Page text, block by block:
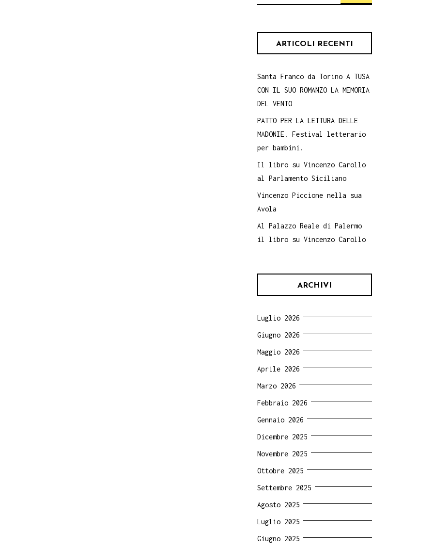
ARTICOLI RECENTI
Santa Franco da Torino A TUSA
CON IL SUO ROMANZO LA MEMORIA
DEL VENTO
PATTO PER LA LETTURA DELLE
MADONIE. Festival letterario
per bambini.
Il libro su Vincenzo Carollo
al Parlamento Siciliano
Vincenzo Piccione nella sua
Avola
Al Palazzo Reale di Palermo
il libro su Vincenzo Carollo
ARCHIVI
Luglio 2026
Giugno 2026
Maggio 2026
Aprile 2026
Marzo 2026
Febbraio 2026
Gennaio 2026
Dicembre 2025
Novembre 2025
Ottobre 2025
Settembre 2025
Agosto 2025
Luglio 2025
Giugno 2025